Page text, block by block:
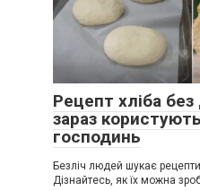
Рецепт хліба
зараз
господинь
Безліч людей шукає
Дізнайтесь, як їх можна